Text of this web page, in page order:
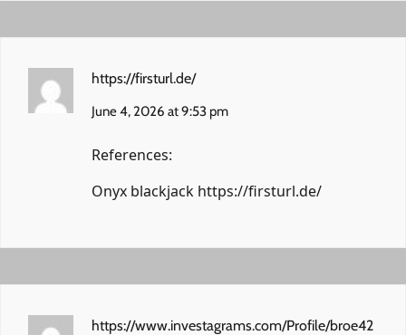
https://firsturl.de/
June 4, 2026 at 9:53 pm
References:
Onyx blackjack https://firsturl.de/
https://www.investagrams.com/Profile/broe42